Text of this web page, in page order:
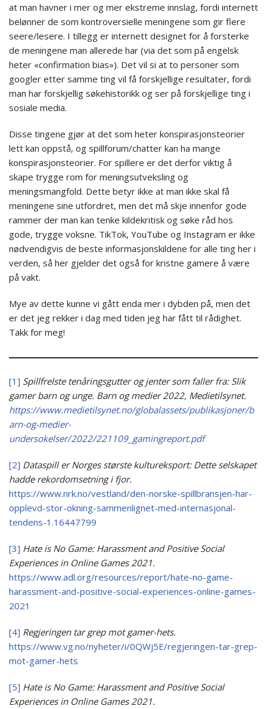
at man havner i mer og mer ekstreme innslag, fordi internett
belønner de som kontroversielle meningene som gir flere
seere/lesere. I tillegg er internett designet for å forsterke
de meningene man allerede har (via det som på engelsk
heter «confirmation bias»). Det vil si at to personer som
googler etter samme ting vil få forskjellige resultater, fordi
man har forskjellig søkehistorikk og ser på forskjellige ting i
sosiale media.
Disse tingene gjør at det som heter konspirasjonsteorier
lett kan oppstå, og spillforum/chatter kan ha mange
konspirasjonsteorier. For spillere er det derfor viktig å
skape trygge rom for meningsutveksling og
meningsmangfold. Dette betyr ikke at man ikke skal få
meningene sine utfordret, men det må skje innenfor gode
rammer der man kan tenke kildekritisk og søke råd hos
gode, trygge voksne. TikTok, YouTube og Instagram er ikke
nødvendigvis de beste informasjonskildene for alle ting her i
verden, så her gjelder det også for kristne gamere å være
på vakt.
Mye av dette kunne vi gått enda mer i dybden på, men det
er det jeg rekker i dag med tiden jeg har fått til rådighet.
Takk for meg!
[1] Spillfrelste tenåringsgutter og jenter som faller fra: Slik
gamer barn og unge. Barn og medier 2022, Medietilsynet.
https://www.medietilsynet.no/globalassets/publikasjoner/b
arn-og-medier-
undersokelser/2022/221109_gamingreport.pdf
[2] Dataspill er Norges største kultur­eksport: Dette selskapet
hadde rekord­omsetning i fjor.
https://www.nrk.no/vestland/den-norske-spillbransjen-har-
opplevd-stor-okning-sammenlignet-med-internasjonal-
tendens-1.16447799
[3] Hate is No Game: Harassment and Positive Social
Experiences in Online Games 2021.
https://www.adl.org/resources/report/hate-no-game-
harassment-and-positive-social-experiences-online-games-
2021
[4] Regjeringen tar grep mot gamer-hets.
https://www.vg.no/nyheter/i/0QWj5E/regjeringen-tar-grep-
mot-gamer-hets
[5] Hate is No Game: Harassment and Positive Social
Experiences in Online Games 2021.